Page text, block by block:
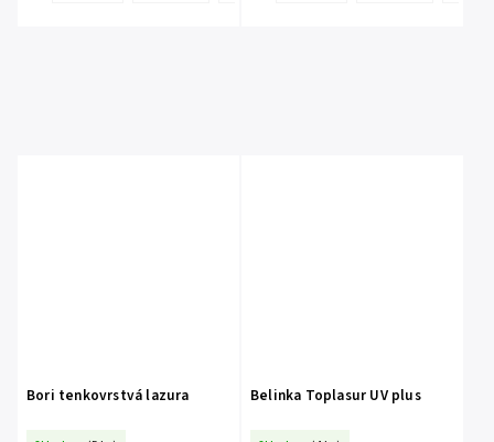
Bori tenkovrstvá lazura Belinka Toplasur UV plus